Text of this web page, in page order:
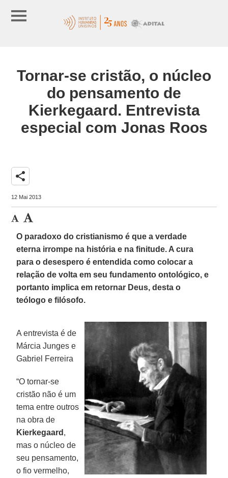
Tornar-se cristão, o núcleo
do pensamento de
Kierkegaard. Entrevista
especial com Jonas Roos
share
12 Mai 2013
O paradoxo do cristianismo é que a verdade
eterna irrompe na história e na finitude. A cura
para o desespero é entendida como colocar a
relação de volta em seu fundamento ontológico, e
portanto implica em retornar Deus, desta o
teólogo e filósofo.
A entrevista é de
Márcia Junges e
Gabriel Ferreira
“O tornar-se
cristão não é um
tema entre outros
na obra de
Kierkegaard ,
mas o núcleo de
seu pensamento,
o fio vermelho,